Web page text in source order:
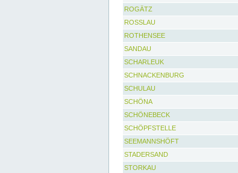
ROGÄTZ
ROSSLAU
ROTHENSEE
SANDAU
SCHARLEUK
SCHNACKENBURG
SCHULAU
SCHÖNA
SCHÖNEBECK
SCHÖPFSTELLE
SEEMANNSHÖFT
STADERSAND
STORKAU